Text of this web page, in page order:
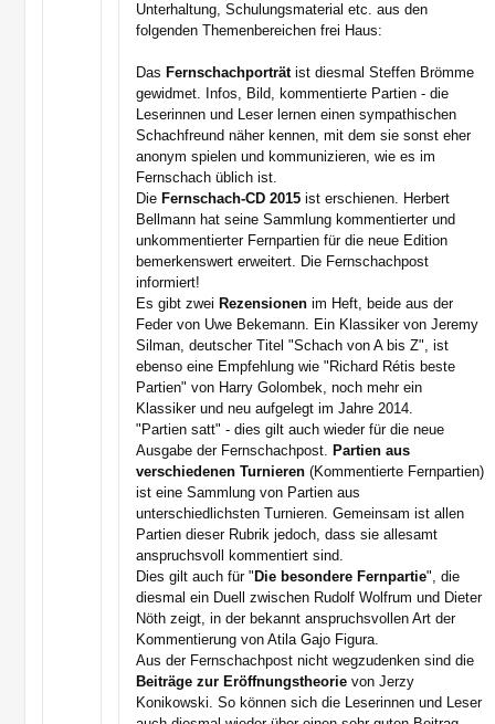
Unterhaltung, Schulungsmaterial etc. aus den
folgenden Themenbereichen frei Haus:
Das Fernschachporträtist diesmal Steffen Brömme
gewidmet. Infos, Bild, kommentierte Partien - die
Leserinnen und Leser lernen einen sympathischen
Schachfreund näher kennen, mit dem sie sonst eher
anonym spielen und kommunizieren, wie es im
Fernschach üblich ist.
Die Fernschach-CD 2015 ist erschienen. Herbert
Bellmann hat seine Sammlung kommentierter und
unkommentierter Fernpartien für die neue Edition
bemerkenswert erweitert. Die Fernschachpost
informiert!
Es gibt zwei Rezensionen im Heft, beide aus der
Feder von Uwe Bekemann. Ein Klassiker von Jeremy
Silman, deutscher Titel "Schach von A bis Z", ist
ebenso eine Empfehlung wie "Richard Rétis beste
Partien" von Harry Golombek, noch mehr ein
Klassiker und neu aufgelegt im Jahre 2014.
"Partien satt" - dies gilt auch wieder für die neue
Ausgabe der Fernschachpost. Partien aus
verschiedenen Turnieren (Kommentierte Fernpartien)
ist eine Sammlung von Partien aus
unterschiedlichsten Turnieren. Gemeinsam ist allen
Partien dieser Rubrik jedoch, dass sie allesamt
anspruchsvoll kommentiert sind.
Dies gilt auch für " Die besondere Fernpartie", die
diesmal ein Duell zwischen Rudolf Wolfrum und Dieter
Nöth zeigt, in der bekannt anspruchsvollen Art der
Kommentierung von Atila Gajo Figura.
Aus der Fernschachpost nicht wegzudenken sind die
Beiträge zur Eröffnungstheorie von Jerzy
Konikowski. So können sich die Leserinnen und Leser